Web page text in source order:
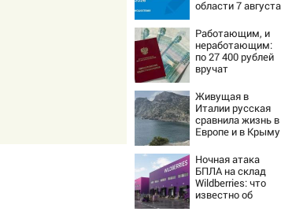
области 7 августа
Причины,
источник, откуда
был громкий
хлопок
Работающим, и
неработающим:
по 27 400 рублей
вручат
сентябре -
PrimaMedia.ru
Живущая в
Италии русская
сравнила жизнь в
Европе и в Крыму
Ночная атака
БПЛА на склад
Wildberries: что
известно об